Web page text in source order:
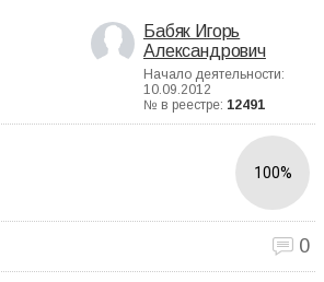
Бабяк Игорь
Александрович
Начало деятельности:
10.09.2012
№ в реестре: 12491
100%
0